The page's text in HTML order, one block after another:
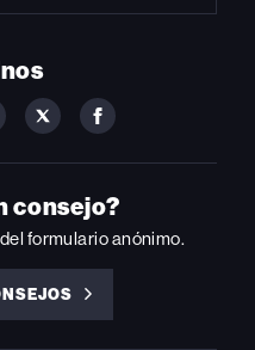
FOLLOW
ON
FOLLOW
ON
FACEBOOK
consejo?
formulario anónimo.